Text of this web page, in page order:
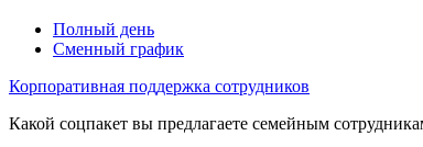
Полный день
Сменный график
Корпоративная поддержка сотрудников
Какой соцпакет вы предлагаете семейным